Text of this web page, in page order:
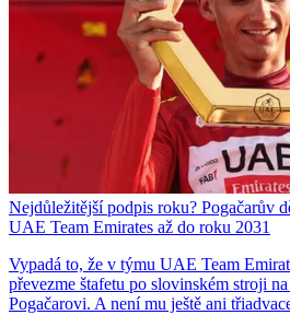
Nejdůležitější podpis roku? Pogačarův
UAE Team Emirates až do roku 2031
Vypadá to, že v týmu UAE Team
převezme štafetu po slovinském stroji
Pogačarovi. A není mu ještě ani